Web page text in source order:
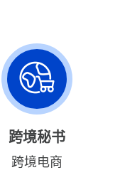
跨境秘书
跨境电商